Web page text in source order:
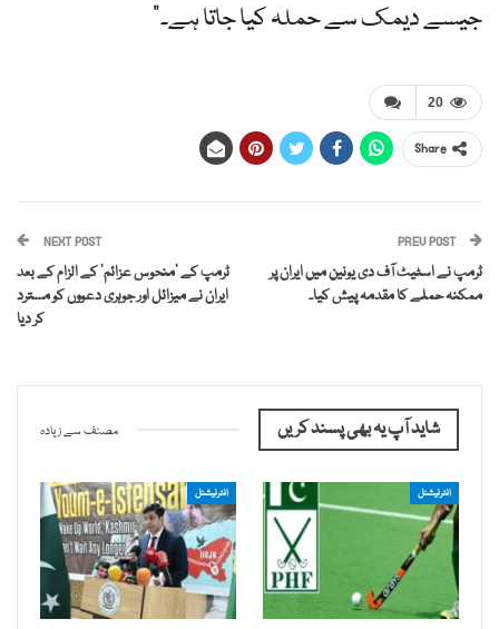
جیسے دیمک سے حملہ کیا جاتا ہے۔”
20
Share
PREV POST
ٹرمپ نے اسٹیٹ آف دی یونین میں ایران پر
ممکنہ حملے کا مقدمہ پیش کیا۔
NEXT POST
ٹرمپ کے ‘منحوس عزائم’ کے الزام کے بعد
ایران نے میزائل اور جوہری دعووں کو مسترد
کر دیا
شاید آپ یہ بھی پسند کریں مصنف سے زیادہ
انٹرنیشنل انٹرنیشنل